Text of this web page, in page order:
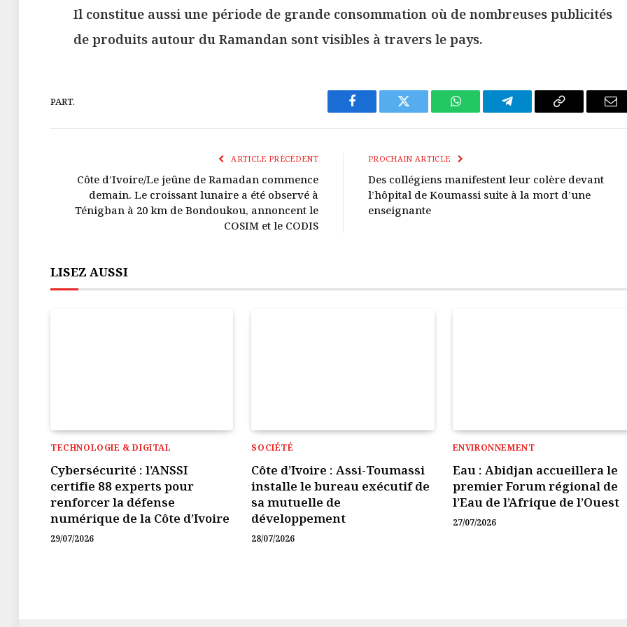
Il constitue aussi une période de grande consommation où de nombreuses publicités
de produits autour du Ramandan sont visibles à travers le pays.
PART.
Facebook Twitter WhatsAppTélégrammeCopier
E-
ARTICLE PRÉCÉDENT
Côte d’Ivoire/Le jeûne de Ramadan commence
demain. Le croissant lunaire a été observé à
Ténigban à 20 km de Bondoukou, annoncent le
COSIM et le CODIS
PROCHAIN ARTICLE
Des collégiens manifestent leur colère devant
l’hôpital de Koumassi suite à la mort d’une
enseignante
LISEZ AUSSI
TECHNOLOGIE & DIGITAL
Cybersécurité : l’ANSSI
certifie 88 experts pour
renforcer la défense
numérique de la Côte d’Ivoire
29/07/2026
SOCIÉTÉ
Côte d’Ivoire : Assi-Toumassi
installe le bureau exécutif de
sa mutuelle de
développement
28/07/2026
ENVIRONNEMENT
Eau : Abidjan accueillera le
premier Forum régional de
l’Eau de l’Afrique de l’Ouest
27/07/2026